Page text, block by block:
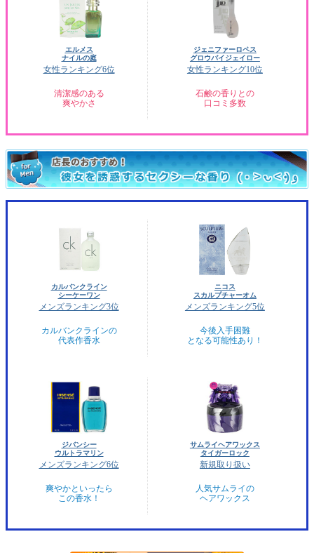
エルメス
ナイルの庭
女性ランキング6位
清潔感のある
爽やかさ
ジェニファーロペス
グロウバイジェイロー
女性ランキング10位
石鹸の香りとの
口コミ多数
カルバンクライン
シーケーワン
メンズランキング3位
カルバンクラインの
代表作香水
ニコス
スカルプチャーオム
メンズランキング5位
今後入手困難
となる可能性あり！
ジバンシー
ウルトラマリン
メンズランキング6位
爽やかといったら
この香水！
サムライヘアワックス
タイガーロック
新規取り扱い
人気サムライの
ヘアワックス